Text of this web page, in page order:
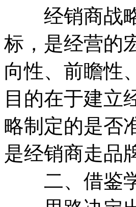
经销商战略
标，是经营的
向性、前瞻性
目的在于建立
略制定的是否
是经销商走品
二、借鉴学